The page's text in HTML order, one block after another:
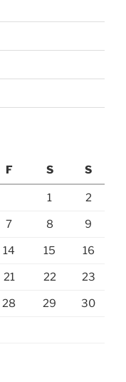
F S S
1 2
7 8 9
14 15 16
21 22 23
28 29 30